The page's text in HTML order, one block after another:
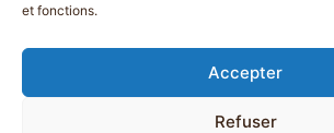
et fonctions.
Accepter
Refuser